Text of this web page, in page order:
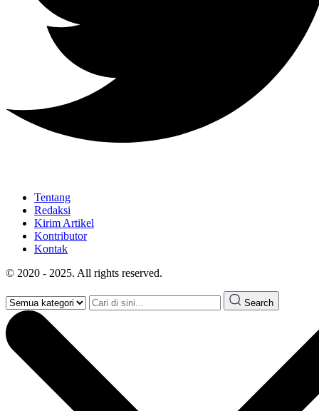
Tentang
Redaksi
Kirim Artikel
Kontributor
Kontak
© 2020 - 2025. All rights reserved.
Search